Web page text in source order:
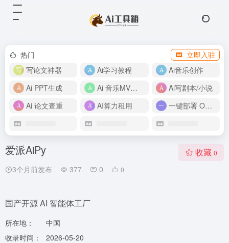
热门
立即入驻
写论文神器
Ai学习教程
Ai音乐创作
Ai PPT生成
Ai 音乐MV制作
Ai写剧本/小说
Ai 论文查重
AI算力租用 一键部署 OpenClaw
爱派AiPy
3个月前发布 377 0 0
收藏 0
国产开源 AI 智能体工厂
所在地：
中国
收录时间：
2026-05-20